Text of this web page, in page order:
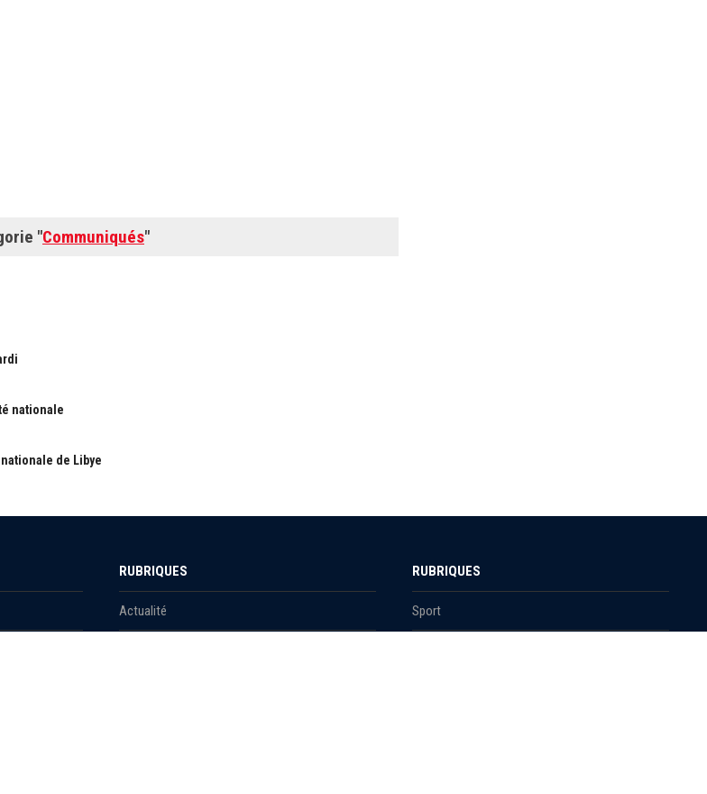
"Communiqués"
nationale
de Libye
RUBRIQUES
Actualité
RUBRIQUES
Sport